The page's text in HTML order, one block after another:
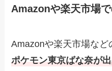
Amazonや楽天市場
Amazonや楽天市場など
ポケモン東京ばな奈が